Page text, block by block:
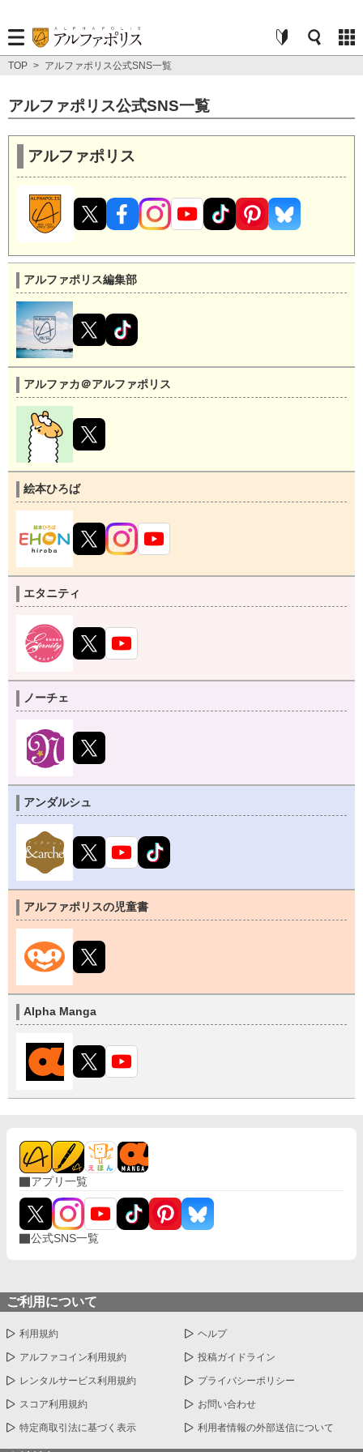
TOP > アルファポリス公式SNS一覧
アルファポリス公式SNS一覧
アルファポリス
アルファポリス編集部
アルファカ＠アルファポリス
絵本ひろば
エタニティ
ノーチェ
アンダルシュ
アルファポリスの児童書
Alpha Manga
アプリ一覧
公式SNS一覧
ご利用について
利用規約 ヘルプ
アルファコイン利用規約 投稿ガイドライン
レンタルサービス利用規約 プライバシーポリシー
スコア利用規約 お問い合わせ
特定商取引法に基づく表示 利用者情報の外部送信について